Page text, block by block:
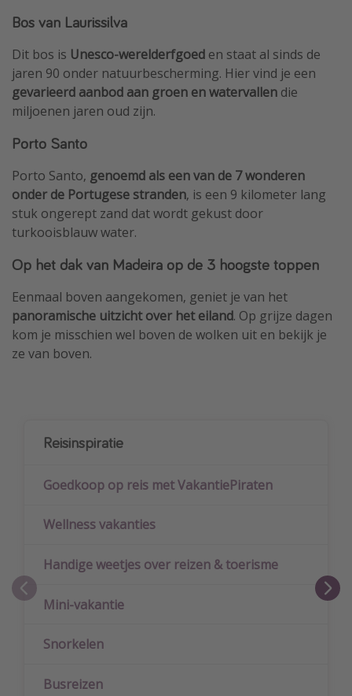
Bos van Laurissilva
Dit bos is Unesco-werelderfgoed en staat al sinds de
jaren 90 onder natuurbescherming. Hier vind je een
gevarieerd aanbod aan groen en watervallen die
miljoenen jaren oud zijn.
Porto Santo
Porto Santo, genoemd als een van de 7 wonderen
onder de Portugese stranden, is een 9 kilometer lang
stuk ongerept zand dat wordt gekust door
turkooisblauw water.
Op het dak van Madeira op de 3 hoogste toppen
Eenmaal boven aangekomen, geniet je van het
panoramische uitzicht over het eiland. Op grijze dagen
kom je misschien wel boven de wolken uit en bekijk je
ze van boven.
Reisinspiratie
Goedkoop op reis met VakantiePiraten
Wellness vakanties
Handige weetjes over reizen & toerisme
Mini-vakantie
Snorkelen
Busreizen